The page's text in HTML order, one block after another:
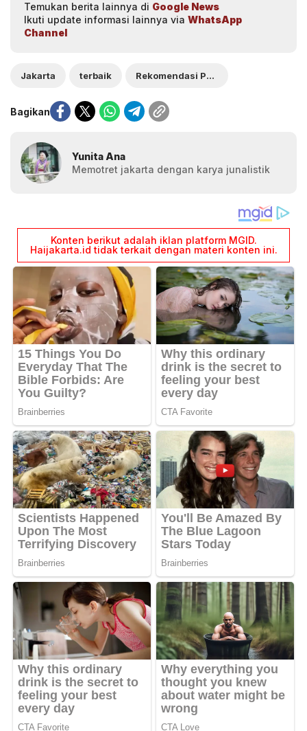
Temukan berita lainnya di Google News
Ikuti update informasi lainnya via WhatsApp
Channel
Jakarta terbaik Rekomendasi Pondok Pesantren
Bagikan
Yunita Ana
Memotret jakarta dengan karya junalistik